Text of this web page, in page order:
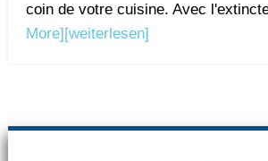
coin de votre cuisine. Avec
More] [weiterlesen]